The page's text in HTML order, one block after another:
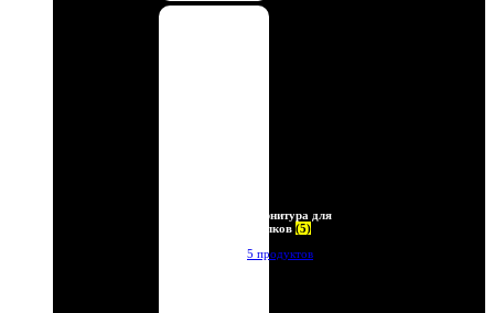
Фурнитура для
брелков (5)
5 продуктов